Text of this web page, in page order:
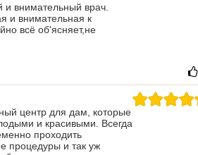
и внимательный врач.
и внимательная к
всё об'ясняет,не
центр для дам, которые
и красивыми. Всегда
проходить
процедуры и так уж